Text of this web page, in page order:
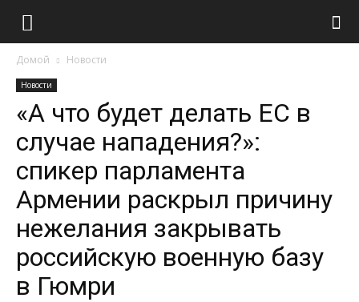
Домой Новости
Новости
«А что будет делать ЕС в
случае нападения?»:
спикер парламента
Армении раскрыл причину
нежелания закрывать
российскую военную базу
в Гюмри